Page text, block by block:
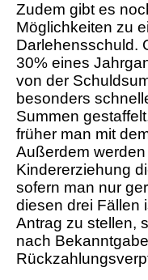
Zudem gibt es
Möglichkeiten zu
Darlehensschuld.
30% eines
von der
besonders
Summen
früher man mit
Außerdem
Kindererziehung
sofern man nur
diesen drei Fällen
Antrag zu stellen,
nach